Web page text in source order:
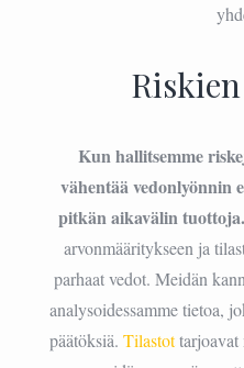
Kun hallitsemme
vähentää vedonlyönnin
pitkän aikavälin tuottoja.
arvonmääritykseen ja
parhaat vedot. Meidän
analysoidessamme tietoa,
päätöksiä. Tilastottarjoavat